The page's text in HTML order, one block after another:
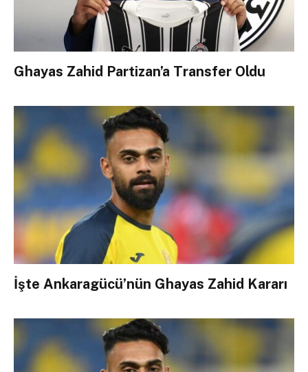
Ghayas Zahid Partizan’a Transfer Oldu
İşte Ankaragücü’nün Ghayas Zahid Kararı